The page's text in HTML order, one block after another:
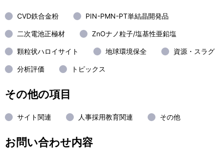
CVD鉄合金粉 PIN-PMN-PT単結晶開発品
二次電池正極材 ZnOナノ粒子/塩基性亜鉛塩
顆粒状ハロイサイト 地球環境保全 資源・スラグ
分析評価 トピックス
その他の項目
サイト関連 人事採用教育関連 その他
お問い合わせ内容